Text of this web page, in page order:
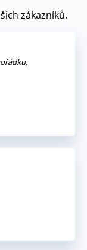
zákazníků.